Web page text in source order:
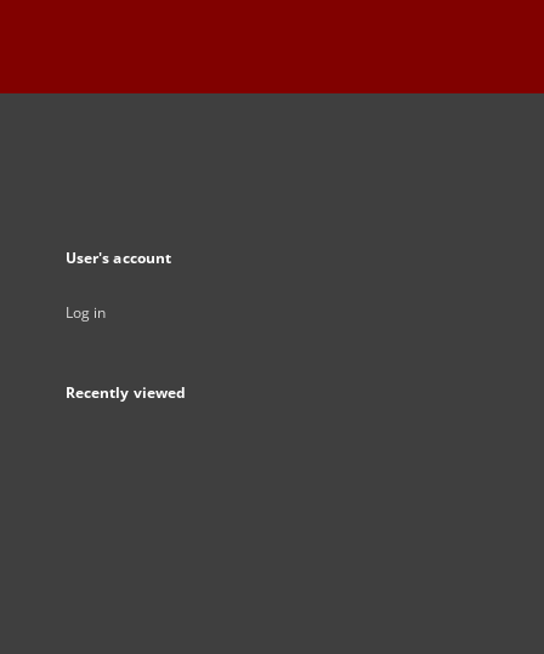
User's account
Log in
Recently viewed